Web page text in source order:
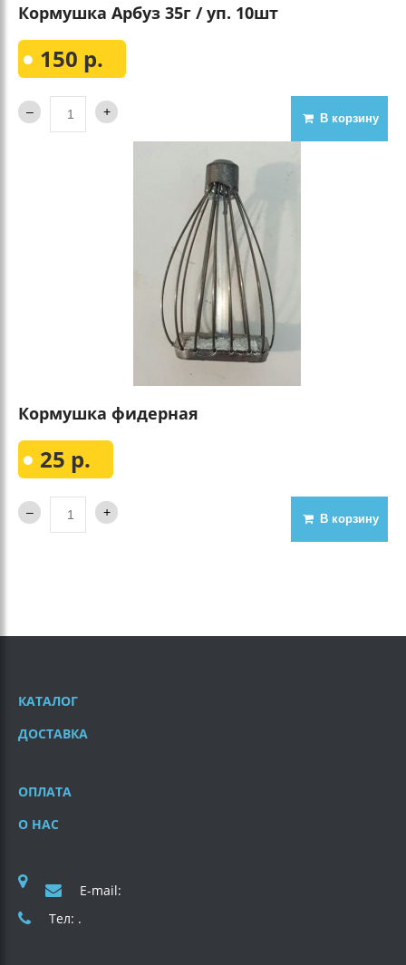
Кормушка Арбуз 35г / уп. 10шт
150 р.
В корзину
Кормушка фидерная
25 р.
В корзину
КАТАЛОГ
ДОСТАВКА
ОПЛАТА
О НАС
E-mail:
Тел: .